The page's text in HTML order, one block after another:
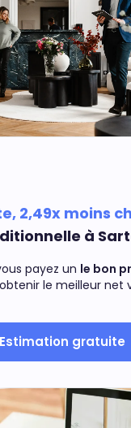
2,49x moins
à
payez un le bon
le meilleur net
Estimation gratuite